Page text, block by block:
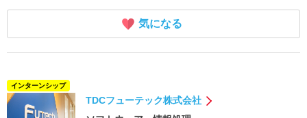
気になる
インターンシップ
TDCフューテック株式会社